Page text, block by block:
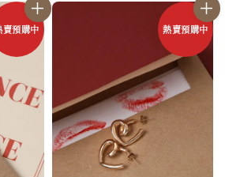
賣預購中 熱賣預購中